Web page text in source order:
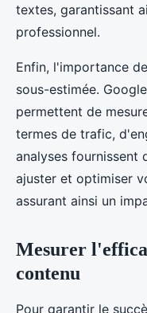
textes, garantissant
professionnel.
Enfin, l'importance
sous-estimée.
permettent de
termes de trafic,
analyses fournissent
ajuster et optimiser
assurant ainsi un
Mesurer
contenu
Pour garantir le